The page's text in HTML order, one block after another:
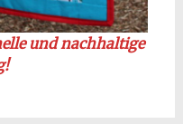
und nachhaltige